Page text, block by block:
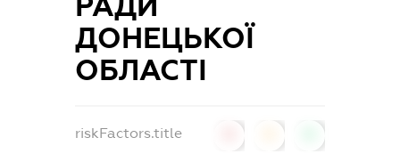
ДОНЕЦЬКОЇ
ОБЛАСТІ
riskFactors.title